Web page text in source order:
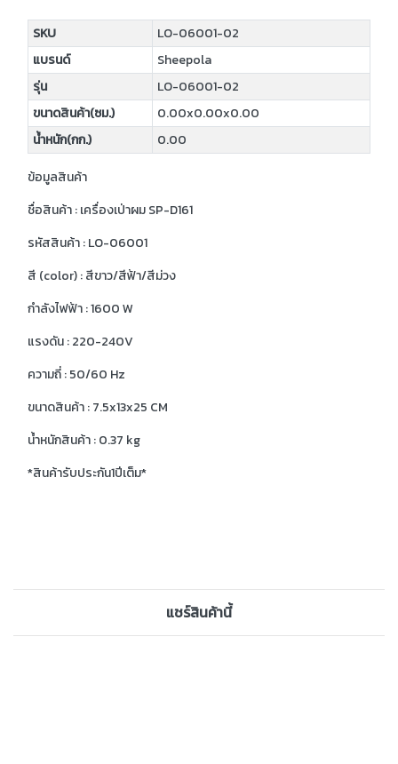
SKU
LO-06001-02
แบรนด์
Sheepola
รุ่น
LO-06001-02
ขนาดสินค้า(ซม.)
0.00x0.00x0.00
น้ำหนัก(กก.)
0.00
ข้อมูลสินค้า
ชื่อสินค้า : เครื่องเป่าผม SP-D161
รหัสสินค้า : LO-06001
สี (color) : สีขาว/สีฟ้า/สีม่วง
กำลังไฟฟ้า : 1600 W
แรงดัน : 220-240V
ความถี่ : 50/60 Hz
ขนาดสินค้า : 7.5x13x25 CM
น้ำหนักสินค้า : 0.37 kg
*สินค้ารับประกัน1ปีเต็ม*
แชร์สินค้านี้